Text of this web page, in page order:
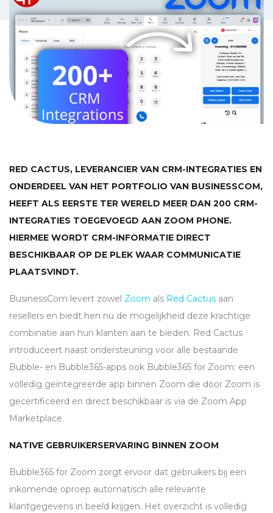
RED CACTUS, LEVERANCIER VAN CRM-INTEGRATIES EN
ONDERDEEL VAN HET PORTFOLIO VAN BUSINESSCOM,
HEEFT ALS EERSTE TER WERELD MEER DAN 200 CRM-
INTEGRATIES TOEGEVOEGD AAN ZOOM PHONE.
HIERMEE WORDT CRM-INFORMATIE DIRECT
BESCHIKBAAR OP DE PLEK WAAR COMMUNICATIE
PLAATSVINDT.
BusinessCom levert zowel Zoom als Red Cactus aan
resellers en biedt hen nu de mogelijkheid deze krachtige
combinatie aan hun klanten aan te bieden. Red Cactus
introduceert naast ondersteuning voor alle bestaande
Bubble- en Bubble365-apps ook Bubble365 for Zoom: een
volledig geïntegreerde app binnen Zoom die door Zoom is
gecertificeerd en direct beschikbaar is via de Zoom App
Marketplace.
NATIVE GEBRUIKERSERVARING BINNEN ZOOM
Bubble365 for Zoom zorgt ervoor dat gebruikers bij een
inkomende oproep automatisch alle relevante
klantgegevens in beeld krijgen. Het overzicht is volledig